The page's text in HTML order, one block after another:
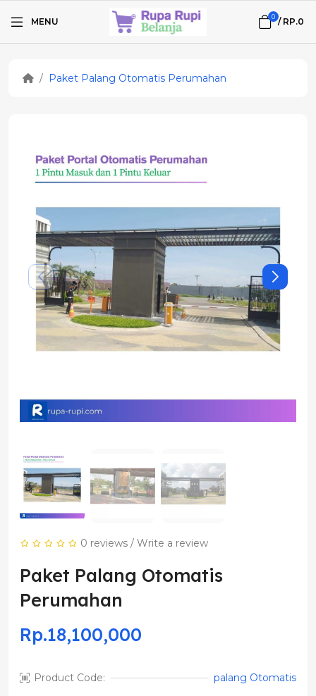
MENU 0 / RP.0
Paket Palang Otomatis Perumahan
0 reviews/ Write a review
Paket Palang Otomatis
Perumahan
Rp.18,100,000
Product Code:
palang Otomatis